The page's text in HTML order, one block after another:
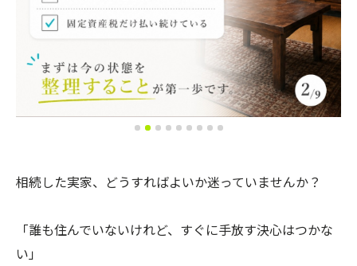
相続した実家、どうすればよいか迷っていませんか？
「誰も住んでいないけれど、すぐに手放す決心はつかな
い」